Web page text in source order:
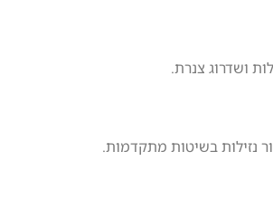
ושדרוג צנרת.
נזילות בשיטות מתקדמות.